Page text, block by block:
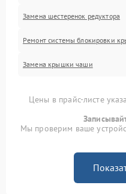
Замена шестеренок редуктора
Ремонт системы блокировки
Замена крышки чаши
Цены в прайс-листе
Мы проверим ваше